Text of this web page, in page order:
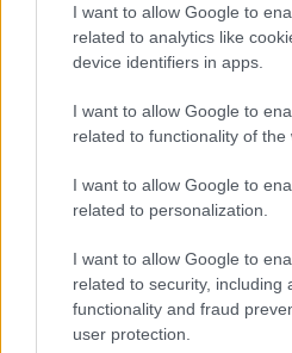
I want to allow Google to
related to analytics like
device identifiers in apps.
I want to allow Google to
related to functionality of the
I want to allow Google to
related to personalization.
I want to allow Google to
related to security, including
functionality and fraud
user protection.
mozgalmasabb), ami
növeli, mert ezáltal itt sem
se az akció-, se a
rettegésre ezért hiába is
oldalakon. Még csak